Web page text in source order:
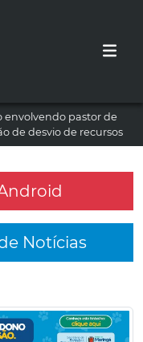
envolvendo pastor de
de desvio de recursos
Notícias